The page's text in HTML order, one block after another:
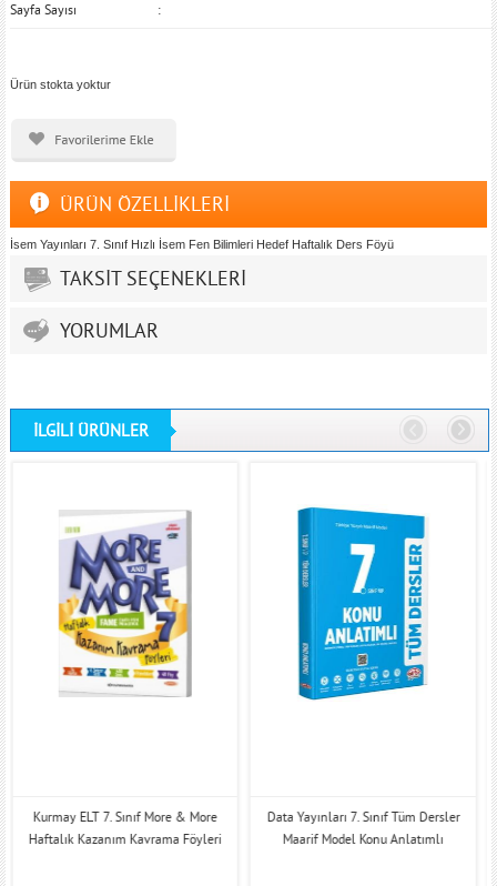
Sayfa Sayısı
Ürün stokta yoktur
ÜRÜN ÖZELLİKLERİ
İsem Yayınları 7. Sınıf Hızlı İsem Fen Bilimleri Hedef Haftalık Ders Föyü
TAKSİT SEÇENEKLERİ
YORUMLAR
İLGİLİ ÜRÜNLER
Kurmay ELT 7. Sınıf More & More
Haftalık Kazanım Kavrama Föyleri
Data Yayınları 7. Sınıf Tüm Dersler
Maarif Model Konu Anlatımlı